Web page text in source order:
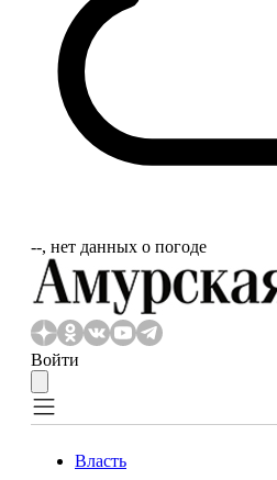
‐‐, нет данных о погоде
Войти
Власть